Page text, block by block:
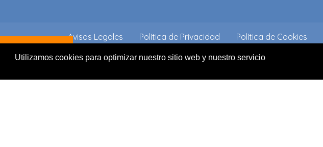
Utilizamos cookies para optimizar nuestro sitio web y nuestro servicio
Avisos Legales Política de Privacidad Política de Cookies
© 2019 by DDM2 | All rights reserved
Ofertas